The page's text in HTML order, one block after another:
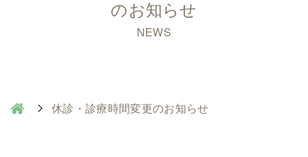
のお知らせ
NEWS
休診・診療時間変更のお知らせ